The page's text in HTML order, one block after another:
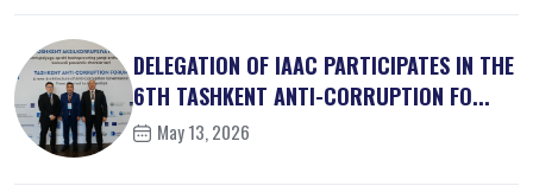
DELEGATION OF IAAC PARTICIPATES IN THE
6TH TASHKENT ANTI-CORRUPTION FO...
May 13, 2026